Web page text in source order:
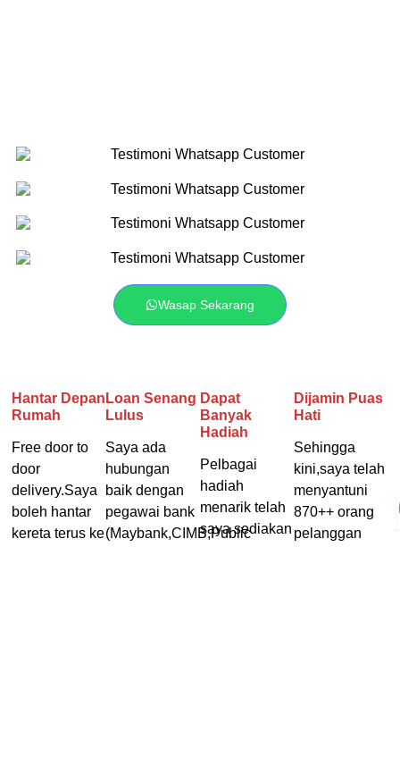
Wasap Sekarang
Hantar Depan
Rumah
Free door to
door
delivery.Saya
boleh hantar
kereta terus ke
Loan Senang
Lulus
Saya ada
hubungan
baik dengan
pegawai bank
(Maybank,CIMB,Public
Dapat
Banyak
Hadiah
Pelbagai
hadiah
menarik telah
saya sediakan
Dijamin Puas
Hati
Sehingga
kini,saya telah
menyantuni
870++ orang
pelanggan